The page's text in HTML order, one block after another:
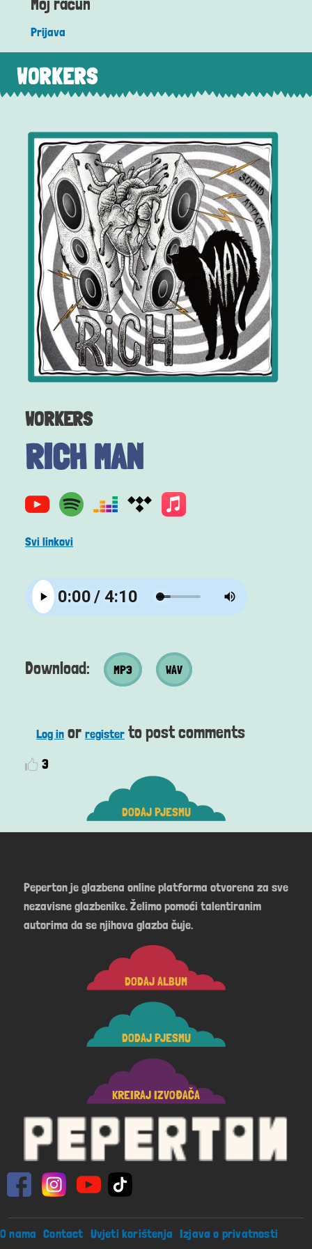
Prijava
WORKERS
WORKERS
RICH MAN
Svi linkovi
Download: MP3 datoteka
MP3 Wav datoteka
WAV
Log in or register to post comments
3
DODAJ PJESMU
Peperton je glazbena online platforma otvorena za sve
nezavisne glazbenike. Želimo pomoći talentiranim
autorima da se njihova glazba čuje.
DODAJ ALBUM
DODAJ PJESMU
KREIRAJ IZVOĐAČA
Footer menu
O nama Contact Uvjeti korištenja Izjava o privatnosti